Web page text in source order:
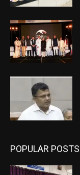
POPULAR POSTS